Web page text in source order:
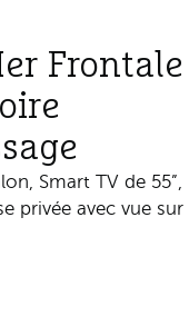
Frontale
Smart TV de 55”,
privée avec vue sur